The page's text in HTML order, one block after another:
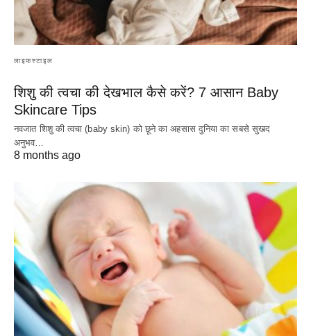
लाइफस्टाइल
शिशु की त्वचा की देखभाल कैसे करें? 7 आसान Baby
Skincare Tips
नवजात शिशु की त्वचा (baby skin) को छूने का अहसास दुनिया का सबसे सुखद
अनुभव…
8 months ago